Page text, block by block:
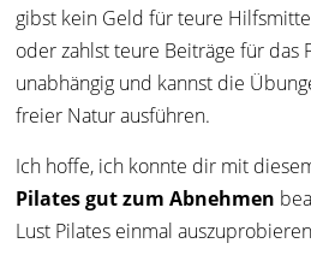
gibst kein Geld für teure
oder zahlst teure Beiträge für das
unabhängig und kannst die
freier Natur ausführen.
Ich hoffe, ich konnte dir mit
Pilates gut zum Abnehmen
Lust Pilates einmal